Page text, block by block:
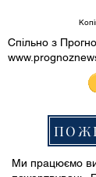
Спільно з
Ми працюємо